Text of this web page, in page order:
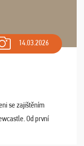
14.03.2026
se zajištěním
Od první